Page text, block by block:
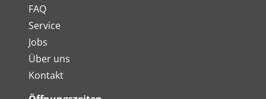
FAQ
Service
Jobs
Über uns
Kontakt